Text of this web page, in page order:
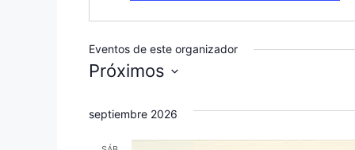
b
t
Eventos de este organizador
Próximos
e
septiembre 2026